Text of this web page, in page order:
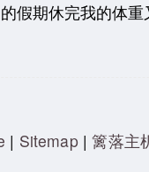
假期休完我的体重
| Sitemap |篱落主